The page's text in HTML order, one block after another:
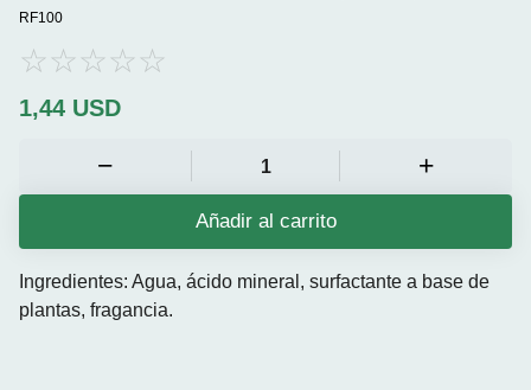
RF100
1,44 USD
Añadir al carrito
Ingredientes: Agua, ácido mineral, surfactante a base de
plantas, fragancia.